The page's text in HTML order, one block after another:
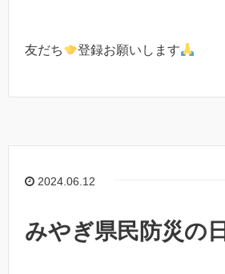
友だち 登録お願いします
2024.06.12
みやぎ県民防災の日